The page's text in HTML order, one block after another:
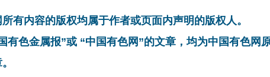
有内容的版权均属于作者或页面内声明的版权人。
有色金属报”或 “中国有色网”的文章，均为中国有色网